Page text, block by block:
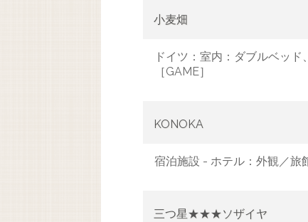
小麦畑
ドイツ：室内：ダブルベッド
［GAME］
KONOKA
宿泊施設 - ホテル：外観／旅
三つ星★★★ソザイヤ